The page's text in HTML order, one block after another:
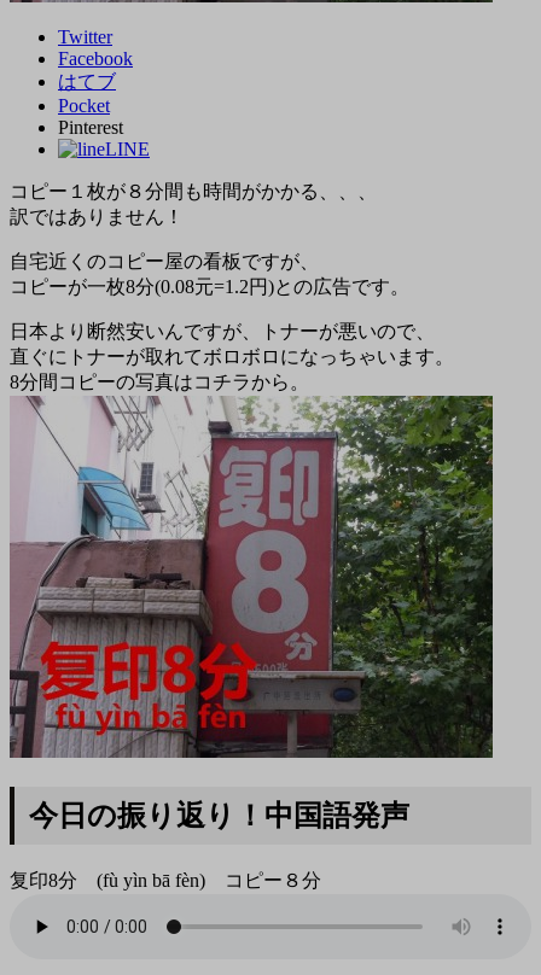
Twitter
Facebook
はてブ
Pocket
Pinterest
LINE
コピー１枚が８分間も時間がかかる、、、
訳ではありません！
自宅近くのコピー屋の看板ですが、
コピーが一枚8分(0.08元=1.2円)との広告です。
日本より断然安いんですが、トナーが悪いので、
直ぐにトナーが取れてボロボロになっちゃいます。
8分間コピーの写真はコチラから。
今日の振り返り！中国語発声
复印8分 (fù yìn bā fèn) コピー８分